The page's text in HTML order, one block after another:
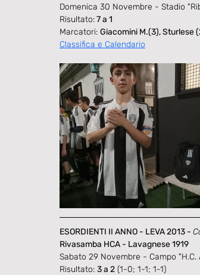
Domenica 30 Novembre - Stadio
Risultato: 7 a 1
Marcatori: Giacomini M.(3), Sturlese
Classifica e Calendario
ESORDIENTI II ANNO - LEVA 2013 -
Rivasamba HCA - Lavagnese 1919
Sabato 29 Novembre - Campo
Risultato: 3 a 2 (1-0; 1-1; 1-1)